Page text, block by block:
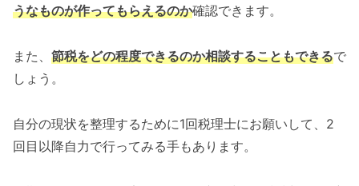
うなものが作ってもらえるのか確認できます。
また、 節税をどの程度できるのか相談することもできるで
しょう。
自分の現状を整理するために1回税理士にお願いして、2
回目以降自力で行ってみる手もあります。